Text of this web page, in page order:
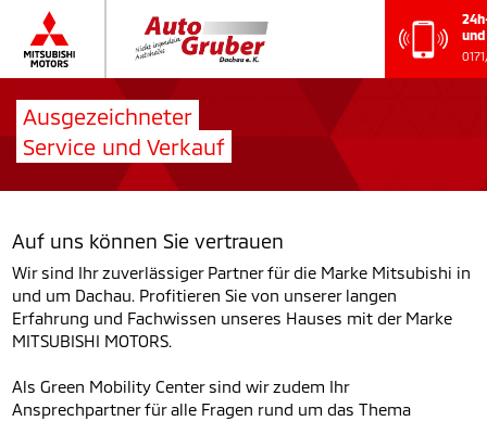
Ausgezeichneter
Service und Verkauf
Auf uns können Sie vertrauen
Wir sind Ihr zuverlässiger Partner für die Marke Mitsubishi in
und um Dachau. Profitieren Sie von unserer langen
Erfahrung und Fachwissen unseres Hauses mit der Marke
MITSUBISHI MOTORS.
Als Green Mobility Center sind wir zudem Ihr
Ansprechpartner für alle Fragen rund um das Thema